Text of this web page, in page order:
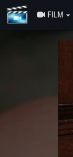
FILM